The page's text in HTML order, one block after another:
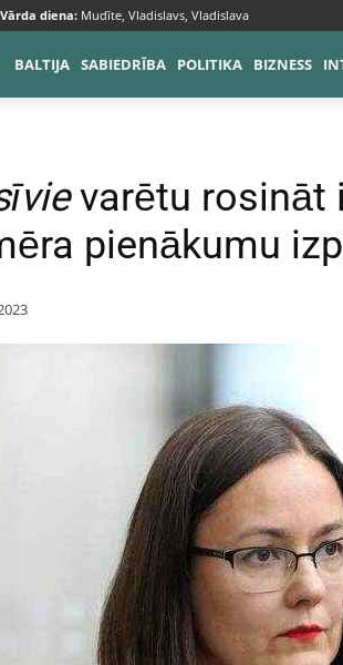
Vārda diena: Mudīte, Vladislavs, Vladislava
BALTIJA SABIEDRĪBA POLITIKA BIZNESS
varētu rosināt
pienākumu